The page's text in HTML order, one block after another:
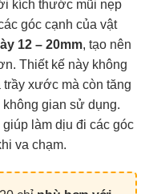
kích thước mũi nẹp
góc cạnh của vật
12 – 20mm, tạo nên
Thiết kế này không
xước mà còn tăng
gian sử dụng.
làm dịu đi các góc
va chạm.